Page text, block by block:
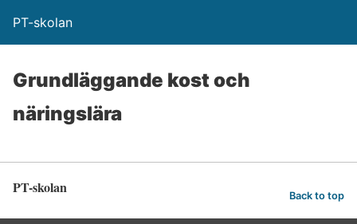
PT-skolan
Grundläggande kost och
näringslära
PT-skolan Back to top